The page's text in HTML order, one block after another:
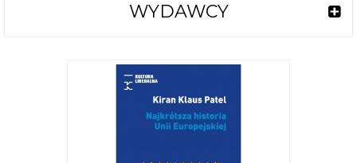
WYDAWCY